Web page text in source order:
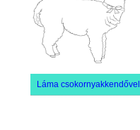
Láma csokornyakkendővel